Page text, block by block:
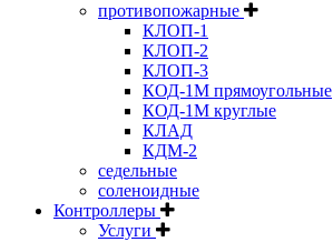
противопожарные
КЛОП-1
КЛОП-2
КЛОП-3
КОД-1М прямоугольные
КОД-1М круглые
КЛАД
КДМ-2
седельные
соленоидные
Контроллеры
Услуги